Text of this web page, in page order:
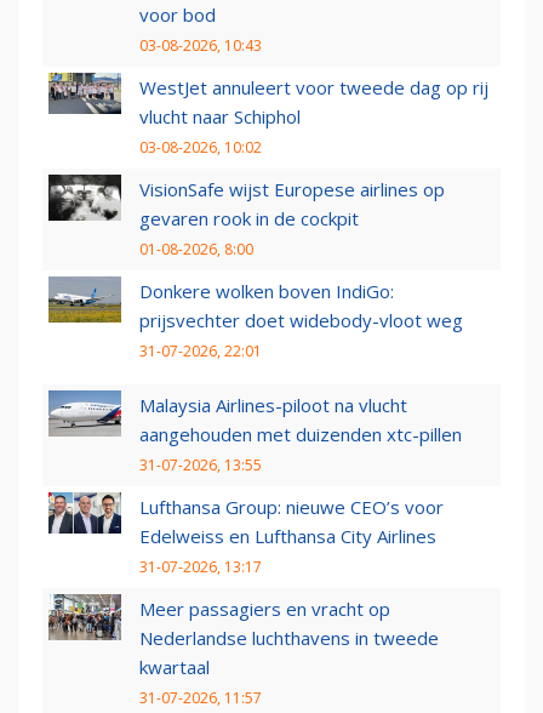
voor bod
03-08-2026, 10:43
WestJet annuleert voor tweede dag op rij
vlucht naar Schiphol
03-08-2026, 10:02
VisionSafe wijst Europese airlines op
gevaren rook in de cockpit
01-08-2026, 8:00
Donkere wolken boven IndiGo:
prijsvechter doet widebody-vloot weg
31-07-2026, 22:01
Malaysia Airlines-piloot na vlucht
aangehouden met duizenden xtc-pillen
31-07-2026, 13:55
Lufthansa Group: nieuwe CEO’s voor
Edelweiss en Lufthansa City Airlines
31-07-2026, 13:17
Meer passagiers en vracht op
Nederlandse luchthavens in tweede
kwartaal
31-07-2026, 11:57